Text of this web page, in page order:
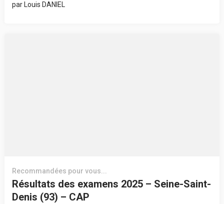
par Louis DANIEL
Recommandées pour vous...
Résultats des examens 2025 – Seine-Saint-
Denis (93) – CAP